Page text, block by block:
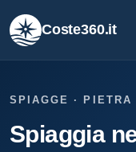
Coste360.it
SPIAGGE · PIETRA
Spiaggia